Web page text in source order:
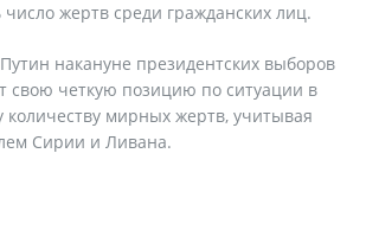
жертв среди гражданских лиц.
накануне президентских выборов
свою четкую позицию по ситуации в
количеству мирных жертв, учитывая
Сирии и Ливана.